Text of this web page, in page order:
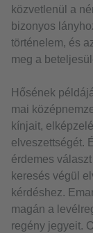
közvetlenül a
bizonyos
történelem, és
meg a
Hősének
mai
kínjait,
elveszettségét.
érdemes
keresés végül
kérdéshez.
magán a
regény jegyeit.